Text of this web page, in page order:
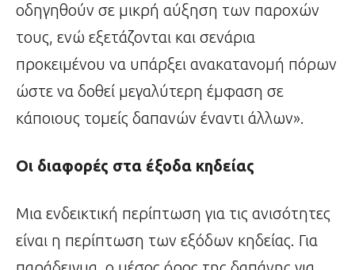
οδηγηθούν σε μικρή αύξηση των παροχών
τους, ενώ εξετάζονται και σενάρια
προκειμένου να υπάρξει ανακατανομή πόρων
ώστε να δοθεί μεγαλύτερη έμφαση σε
κάποιους τομείς δαπανών έναντι άλλων».
Οι διαφορές στα έξοδα κηδείας
Μια ενδεικτική περίπτωση για τις ανισότητες
είναι η περίπτωση των εξόδων κηδείας. Για